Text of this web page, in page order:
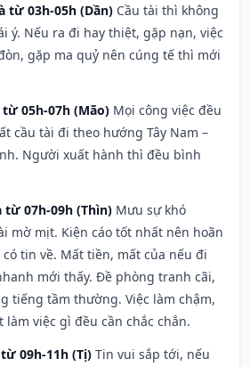
từ 03h-05h (Dần) Cầu tài thì không
ý. Nếu ra đi hay thiệt, gặp nạn, việc
gặp ma quỷ nên cúng tế thì mới
từ 05h-07h (Mão) Mọi công việc đều
cầu tài đi theo hướng Tây Nam –
Người xuất hành thì đều bình
từ 07h-09h (Thìn) Mưu sự khó
mờ mịt. Kiện cáo tốt nhất nên hoãn
tin về. Mất tiền, mất của nếu đi
mới thấy. Đề phòng tranh cãi,
tiếng tầm thường. Việc làm chậm,
việc gì đều cần chắc chắn.
09h-11h (Tị) Tin vui sắp tới, nếu